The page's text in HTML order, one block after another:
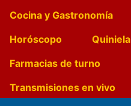
Cocina y Gastronomía
Horóscopo
Quiniela
Farmacias de turno
Transmisiones en vivo